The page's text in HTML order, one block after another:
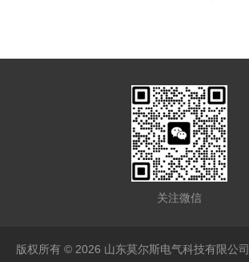
关注微信
版权所有 © 2026 山东莫尔斯电气科技有限公